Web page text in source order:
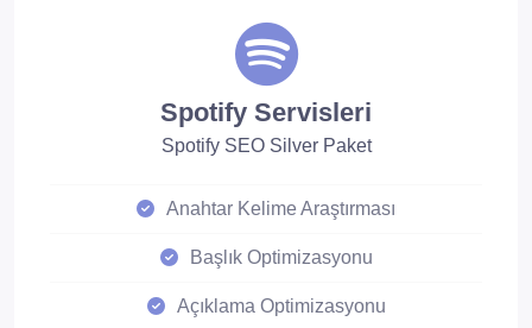
Spotify Servisleri
Spotify SEO Silver Paket
Anahtar Kelime Araştırması
Başlık Optimizasyonu
Açıklama Optimizasyonu